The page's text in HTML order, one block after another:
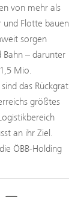
von mehr als
und Flotte bauen
sorgen
Bahn – darunter
Mio.
das Rückgrat
größtes
an ihr Ziel.
ÖBB-Holding